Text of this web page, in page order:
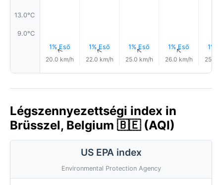
13.0°C
9.0°C
1% Eső
↑
20.0 km/h
1% Eső
↑
22.0 km/h
1% Eső
↑
25.0 km/h
1% Eső
↑
26.0 km/h
1%
25.0
Légszennyezettségi index in
Brüsszel, Belgium 🇧🇪 (AQI)
US EPA index
Environmental Protection Agency